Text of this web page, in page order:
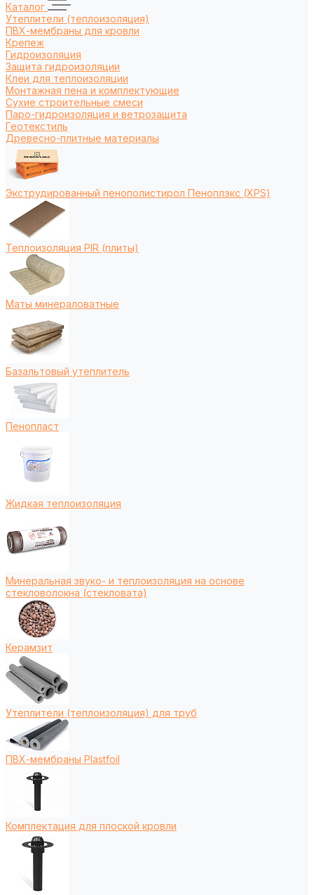
Каталог
Утеплители (теплоизоляция)
ПВХ-мембраны для кровли
Крепеж
Гидроизоляция
Защита гидроизоляции
Клеи для теплоизоляции
Монтажная пена и комплектующие
Сухие строительные смеси
Паро-гидроизоляция и ветрозащита
Геотекстиль
Древесно-плитные материалы
Экструдированный пенополистирол Пеноплэкс (XPS)
Теплоизоляция PIR (плиты)
Маты минераловатные
Базальтовый утеплитель
Пенопласт
Жидкая теплоизоляция
Минеральная звуко- и теплоизоляция на основе
стекловолокна (стекловата)
Керамзит
Утеплители (теплоизоляция) для труб
ПВХ-мембраны Plastfoil
Комплектация для плоской кровли